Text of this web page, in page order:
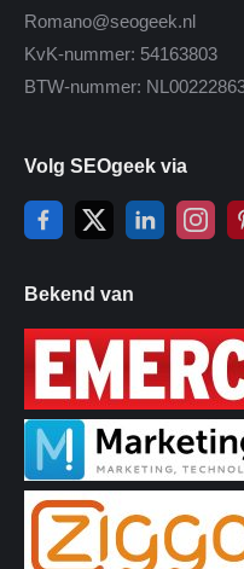
Romano@seogeek.nl
KvK-nummer: 54163803
BTW-nummer:
Volg SEOgeek via
Bekend van